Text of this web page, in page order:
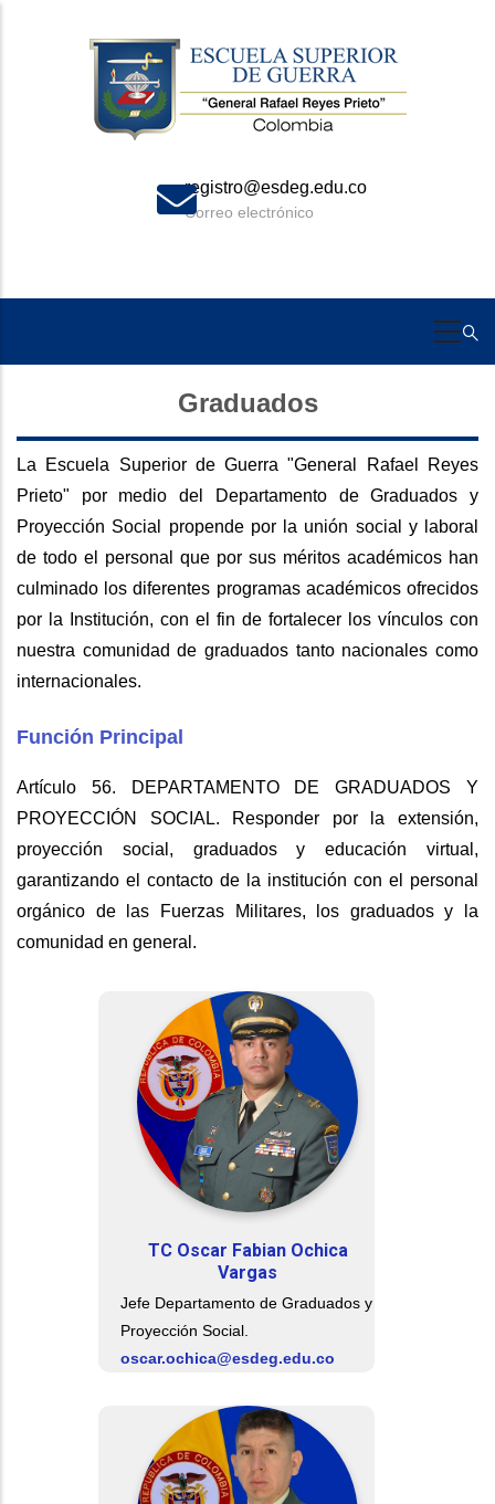
registro@esdeg.edu.co
Correo electrónico
Graduados
La Escuela Superior de Guerra "General Rafael Reyes
Prieto" por medio del Departamento de Graduados y
Proyección Social propende por la unión social y laboral
de todo el personal que por sus méritos académicos han
culminado los diferentes programas académicos ofrecidos
por la Institución, con el fin de fortalecer los vínculos con
nuestra comunidad de graduados tanto nacionales como
internacionales.
Función Principal
Artículo 56. DEPARTAMENTO DE GRADUADOS Y
PROYECCIÓN SOCIAL. Responder por la extensión,
proyección social, graduados y educación virtual,
garantizando el contacto de la institución con el personal
orgánico de las Fuerzas Militares, los graduados y la
comunidad en general.
TC Oscar Fabian Ochica
Vargas
Jefe Departamento de Graduados y
Proyección Social.
oscar.ochica@esdeg.edu.co